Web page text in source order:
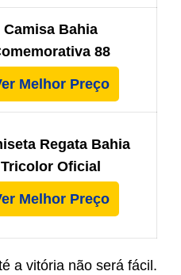
Camisa Bahia
88
Melhor Preço
Regata Bahia
Tricolor Oficial
Melhor Preço
a vitória não será fácil.